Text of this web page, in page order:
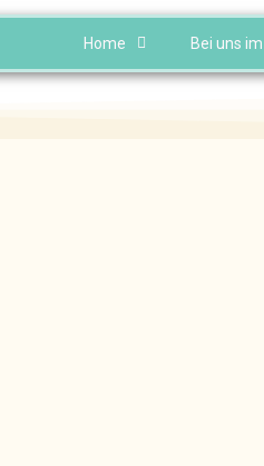
Home Bei uns